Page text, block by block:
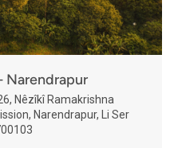
Narendrapur
Nêzîkî Ramakrishna
Narendrapur, Li Ser